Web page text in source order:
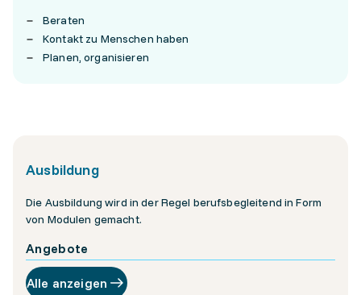
Beraten
Kontakt zu Menschen haben
Planen, organisieren
Ausbildung
Die Ausbildung wird in der Regel berufsbegleitend in Form
von Modulen gemacht.
Angebote
Alle anzeigen